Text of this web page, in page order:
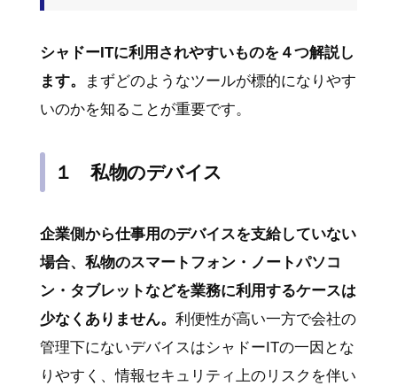
シャドーITに利用されやすいものを４つ解説し
ます。
まずどのようなツールが標的になりやす
いのかを知ることが重要です。
１ 私物のデバイス
企業側から仕事用のデバイスを支給していない
場合、私物のスマートフォン・ノートパソコ
ン・タブレットなどを業務に利用するケースは
少なくありません。 利便性が高い一方で会社の
管理下にないデバイスはシャドーITの一因とな
りやすく、情報セキュリティ上のリスクを伴い